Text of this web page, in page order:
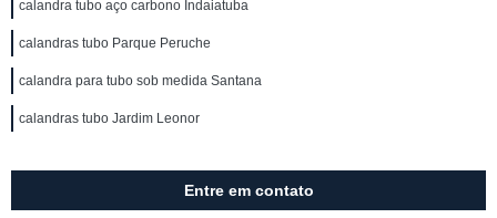
calandra tubo aço carbono Indaiatuba
calandras tubo Parque Peruche
calandra para tubo sob medida Santana
calandras tubo Jardim Leonor
Entre em contato